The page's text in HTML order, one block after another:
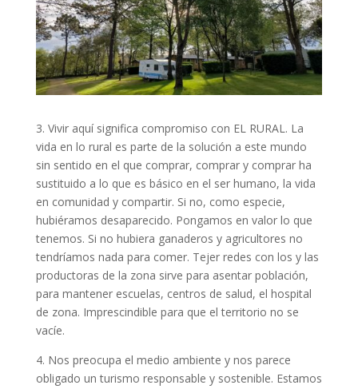
3. Vivir aquí significa compromiso con EL RURAL. La
vida en lo rural es parte de la solución a este mundo
sin sentido en el que comprar, comprar y comprar ha
sustituido a lo que es básico en el ser humano, la vida
en comunidad y compartir. Si no, como especie,
hubiéramos desaparecido. Pongamos en valor lo que
tenemos. Si no hubiera ganaderos y agricultores no
tendríamos nada para comer. Tejer redes con los y las
productoras de la zona sirve para asentar población,
para mantener escuelas, centros de salud, el hospital
de zona. Imprescindible para que el territorio no se
vacíe.
4. Nos preocupa el medio ambiente y nos parece
obligado un turismo responsable y sostenible. Estamos